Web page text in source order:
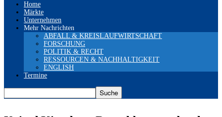
Home
Märkte
Unternehmen
Mehr Nachrichten
ABFALL & KREISLAUFWIRTSCHAFT
FORSCHUNG
POLITIK & RECHT
RESSOURCEN & NACHHALTIGKEIT
ENGLISH
Termine